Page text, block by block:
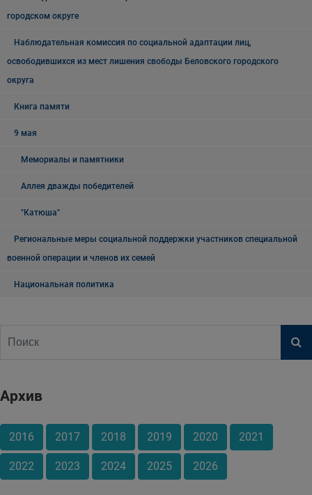
городском округе
Наблюдательная комиссия по социальной адаптации лиц,
освободившихся из мест лишения свободы Беловского городского
округа
Книга памяти
9 мая
Мемориалы и памятники
Аллея дважды победителей
"Катюша"
Региональные меры социальной поддержки участников специальной
военной операции и членов их семей
Национальная политика
Архив
2016 2017 2018 2019 2020 2021
2022 2023 2024 2025 2026